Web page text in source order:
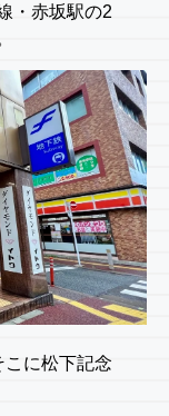
・赤坂駅の2
に松下記念